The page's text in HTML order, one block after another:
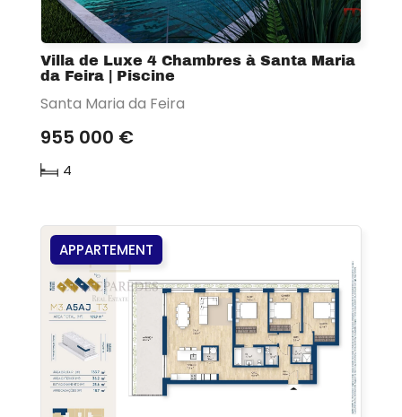
Villa de Luxe 4 Chambres à Santa Maria
da Feira | Piscine
Santa Maria da Feira
955 000 €
4
APPARTEMENT